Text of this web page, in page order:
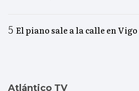
El piano sale a la calle en Vigo
Atlántico TV